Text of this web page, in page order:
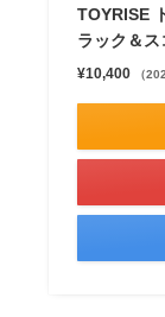
TOYRISE
ラック＆
¥10,400 （